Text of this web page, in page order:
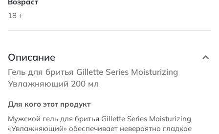
18 +
Описание
Гель для бритья Gillette Series Moisturizing
Увлажняющий 200 мл
Для кого этот продукт
Мужской гель для бритья Gillette Series Moisturizing
«Увлажняющий» обеспечивает невероятно гладкое